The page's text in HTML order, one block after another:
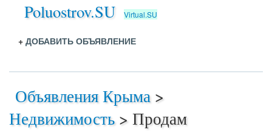
Poluostrov.SU Virtual.SU
+ ДОБАВИТЬ ОБЪЯВЛЕНИЕ
Объявления Крыма >
Недвижимость> Продам